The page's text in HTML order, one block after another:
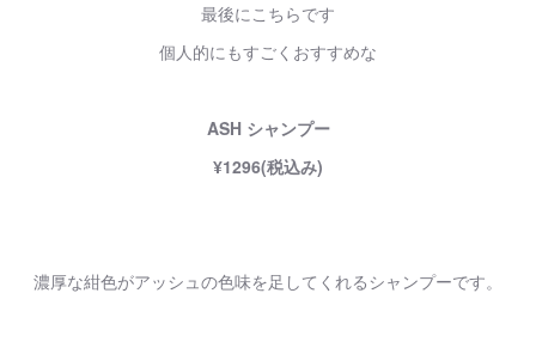
最後にこちらです
個人的にもすごくおすすめな
ASH シャンプー
¥1296(税込み)
濃厚な紺色がアッシュの色味を足してくれるシャンプーです。